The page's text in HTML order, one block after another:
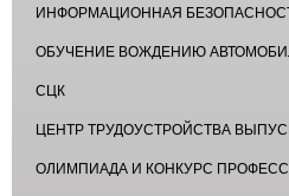
ИНФОРМАЦИОННАЯ
ОБУЧЕНИЕ ВОЖДЕНИЮ
СЦК
ЦЕНТР ТРУДОУСТРОЙСТВА
ОЛИМПИАДА И КОНКУРС